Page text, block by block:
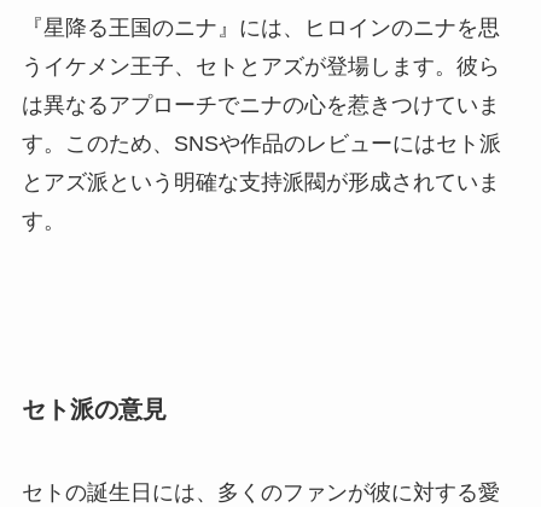
『星降る王国のニナ』には、ヒロインのニナを思
うイケメン王子、セトとアズが登場します。彼ら
は異なるアプローチでニナの心を惹きつけていま
す。このため、SNSや作品のレビューにはセト派
とアズ派という明確な支持派閥が形成されていま
す。
セト派の意見
セトの誕生日には、多くのファンが彼に対する愛